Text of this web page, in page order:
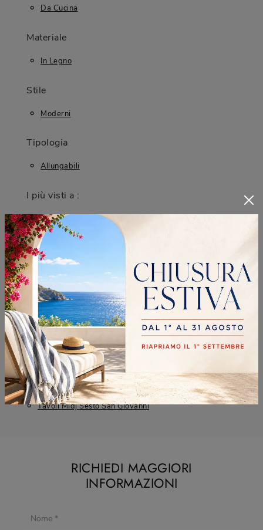
Da Cucina
Materiale
In Legno
Stile
Moderni
Tipologia
Allungabili
I più visti a :
Brugherio Cinisello Balsamo
Sesto San Giovanni
CONTINUA A NAVIGARE
Tavoli Midj Brugherio
Tavoli Midj Cinisello Balsamo
Tavoli Midj Desio
Tavoli Midj Sesto San Giovanni
RICHIEDI MAGGIORI
INFORMAZIONI